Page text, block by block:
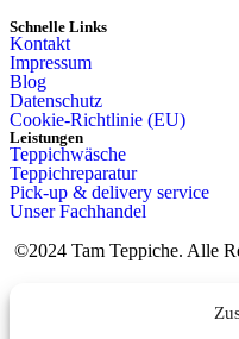
Schnelle Links
Kontakt
Impressum
Blog
Datenschutz
Cookie-Richtlinie (EU)
Leistungen
Teppichwäsche
Teppichreparatur
Pick-up & delivery service
Unser Fachhandel
©2024 Tam Teppiche. Alle